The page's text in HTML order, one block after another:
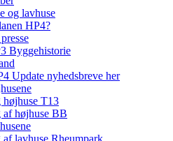
og lavhuse
HP4?
Byggehistorie
Update nyhedsbreve her
højhuse T13
af højhuse BB
lavhuse Rheumpark